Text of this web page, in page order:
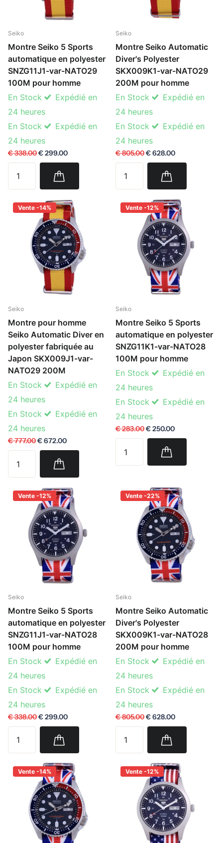
Seiko
Montre Seiko 5 Sports
automatique en polyester
SNZG11J1-var-NATO29
100M pour homme
En Stock
Expédié en
24 heures
En Stock
Expédié en
24 heures
€ 338.00€ 299.00
Seiko
Montre Seiko Automatic
Diver's Polyester
SKX009K1-var-NATO29
200M pour homme
En Stock
Expédié en
24 heures
En Stock
Expédié en
24 heures
€ 805.00€ 628.00
Vente -14%
Seiko
Montre pour homme
Seiko Automatic Diver en
polyester fabriquée au
Japon SKX009J1-var-
NATO29 200M
En Stock
Expédié en
24 heures
En Stock
Expédié en
24 heures
€ 777.00€ 672.00
Vente -12%
Seiko
Montre Seiko 5 Sports
automatique en polyester
SNZG11K1-var-NATO28
100M pour homme
En Stock
Expédié en
24 heures
En Stock
Expédié en
24 heures
€ 283.00€ 250.00
Vente -12%
Seiko
Montre Seiko 5 Sports
automatique en polyester
SNZG11J1-var-NATO28
100M pour homme
En Stock
Expédié en
24 heures
En Stock
Expédié en
24 heures
€ 338.00€ 299.00
Vente -22%
Seiko
Montre Seiko Automatic
Diver's Polyester
SKX009K1-var-NATO28
200M pour homme
En Stock
Expédié en
24 heures
En Stock
Expédié en
24 heures
€ 805.00€ 628.00
Vente -14% Vente -12%